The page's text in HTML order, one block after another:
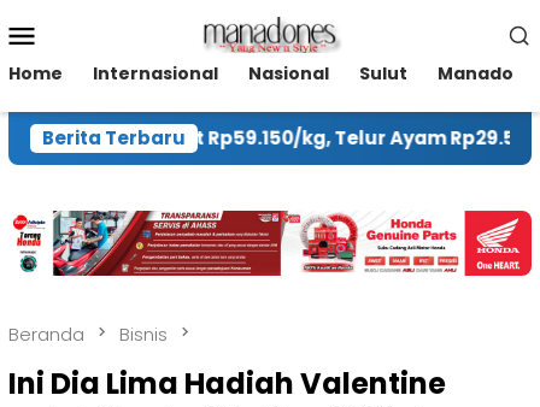
ke
kontenMobile
Home Internasional Nasional Sulut Manado
Berita Terbaru
Cabai Rawit Rp59.150/kg, Telur Ayam Rp29.550/kg
Beranda Bisnis
Ini Dia Lima Hadiah Valentine